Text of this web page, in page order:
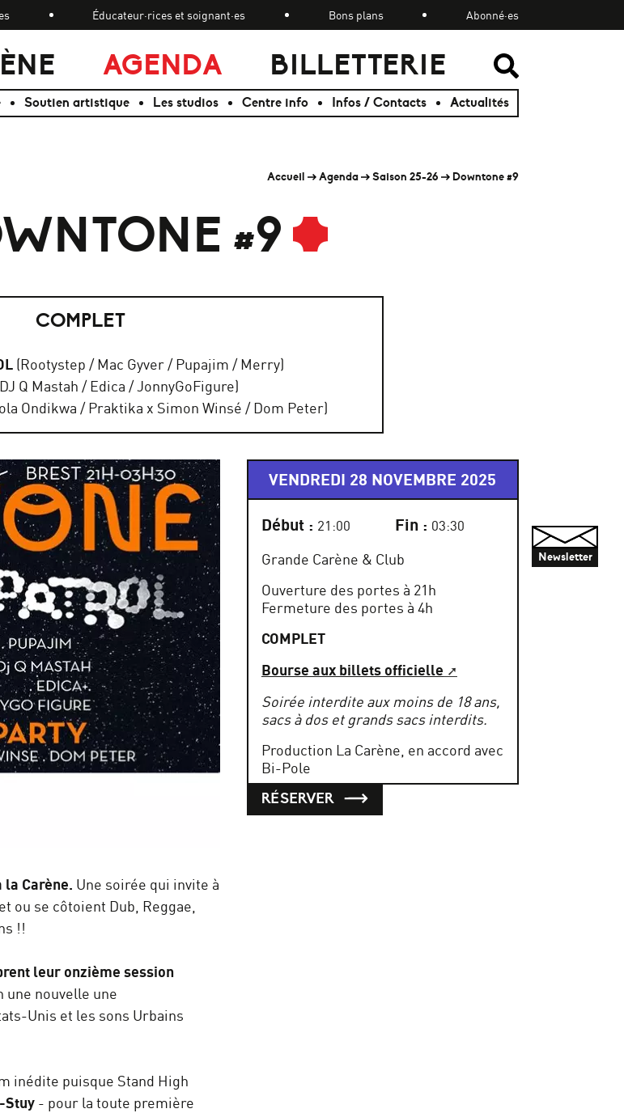
AGENDA BILLETTERIE
Soutien artistique Les studios Centre info Infos / Contacts Actualités
Éducateur·rices et soignant·es Bons plans Abonné·es
Accueil Agenda Saison 25-26 Downtone #9
#9
COMPLET
(Rootystep / Mac Gyver / Pupajim / Merry)
Q Mastah / Edica / JonnyGoFigure)
Ondikwa / Praktika x Simon Winsé / Dom Peter)
VENDREDI 28 NOVEMBRE 2025
Début : 21:00 Fin : 03:30
Grande Carène & Club
Ouverture des portes à 21h
Fermeture des portes à 4h
COMPLET
Bourse aux billets officielle
Soirée interdite aux moins de 18 ans,
sacs à dos et grands sacs interdits.
Production La Carène, en accord avec
Bi-Pole
RÉSERVER
la Carène. Une soirée qui invite à
ou se côtoient Dub, Reggae,
!!
leur onzième session
une nouvelle une
Unis et les sons Urbains
inédite puisque Stand High
Stuy - pour la toute première
Newsletter